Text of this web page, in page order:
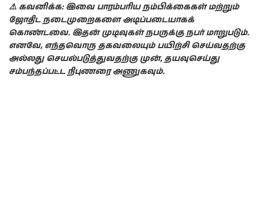
⚠️ கவனிக்க: இவை பாரம்பரிய நம்பிக்கைகள் மற்றும்
ஜோதிட நடைமுறைகளை அடிப்படையாகக்
கொண்டவை. இதன் முடிவுகள் நபருக்கு நபர் மாறுபடும்.
எனவே, எந்தவொரு தகவலையும் பயிற்சி செய்வதற்கு
அல்லது செயல்படுத்துவதற்கு முன், தயவுசெய்து
சம்பந்தப்பட்ட நிபுணரை அணுகவும்.